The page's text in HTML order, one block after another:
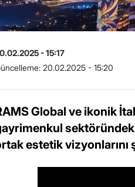
- 15:17
20.02.2025 - 15:20
Global ve ikonik
estetik